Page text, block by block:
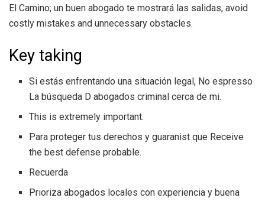
El Camino; un buen abogado te mostrará las salidas, avoid
costly mistakes and unnecessary obstacles.
Key taking
Si estás enfrentando una situación legal, No espresso
La búsqueda D abogados criminal cerca de mi.
This is extremely important.
Para proteger tus derechos y guaranist que Receive
the best defense probable.
Recuerda
Prioriza abogados locales con experiencia y buena